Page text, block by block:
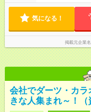
気になる！
掲載元企業名
会社でダーツ・カ
きな人集まれ～！（